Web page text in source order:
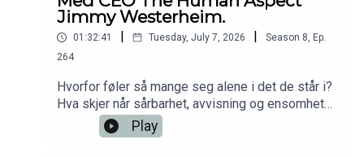
Jimmy Westerheim.
01:32:41 Tuesday, July 7, 2026 Season 8, Ep.
264
Hvorfor føler så mange seg alene i det de står i?
Hva skjer når sårbarhet, avvisning og ensomhet
ikke får et sted å høre til? Hvordan kan vi få det
bedre i vanskelige perioder av livet?Dette er
Play